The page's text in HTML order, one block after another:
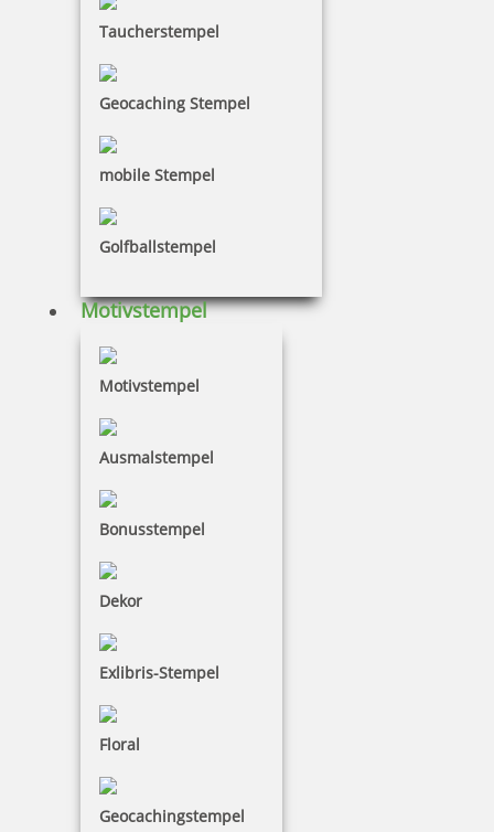
Taucherstempel
Geocaching Stempel
mobile Stempel
Golfballstempel
Motivstempel
Motivstempel
Ausmalstempel
Bonusstempel
Dekor
Exlibris-Stempel
Floral
Geocachingstempel
Jetzt gestalten
Colop Expert Line 3860 Datumstempel 68x49 mm
101,50 €
Jetzt gestalten
Colop Expert Line 3860/2 zweifarbiger Datumstempel 68 x 49